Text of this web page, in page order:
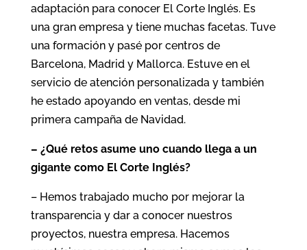
adaptación para conocer El Corte Inglés. Es
una gran empresa y tiene muchas facetas. Tuve
una formación y pasé por centros de
Barcelona, Madrid y Mallorca. Estuve en el
servicio de atención personalizada y también
he estado apoyando en ventas, desde mi
primera campaña de Navidad.
– ¿Qué retos asume uno cuando llega a un
gigante como El Corte Inglés?
– Hemos trabajado mucho por mejorar la
transparencia y dar a conocer nuestros
proyectos, nuestra empresa. Hacemos